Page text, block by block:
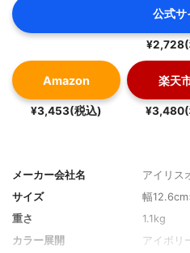
公式サ
Amazon
¥3,453(税込)
楽天
¥3,480(
メーカー会社名
アイリス
サイズ
幅
重さ
1.1kg
カラー展開
アイボリ